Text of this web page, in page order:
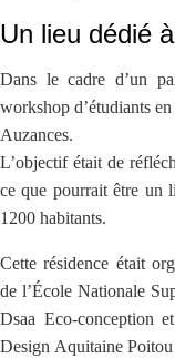
Un lieu dédié
Dans le cadre d’un
workshop d’étudiants
Auzances.
L’objectif était de
ce que pourrait être un
1200 habitants.
Cette résidence était
de l’École Nationale
Dsaa Eco-conception
Design Aquitaine